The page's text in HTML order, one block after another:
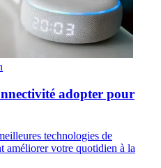
adopter pour
technologies de
améliorer votre quotidien à la